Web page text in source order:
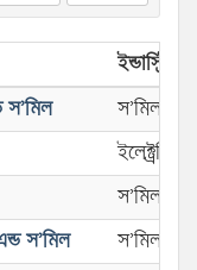
স’মিল
স’মিল
স’মিল
স’মিল
স’মিল